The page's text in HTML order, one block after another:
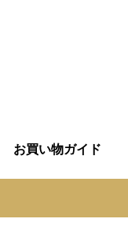
お買い物ガイド